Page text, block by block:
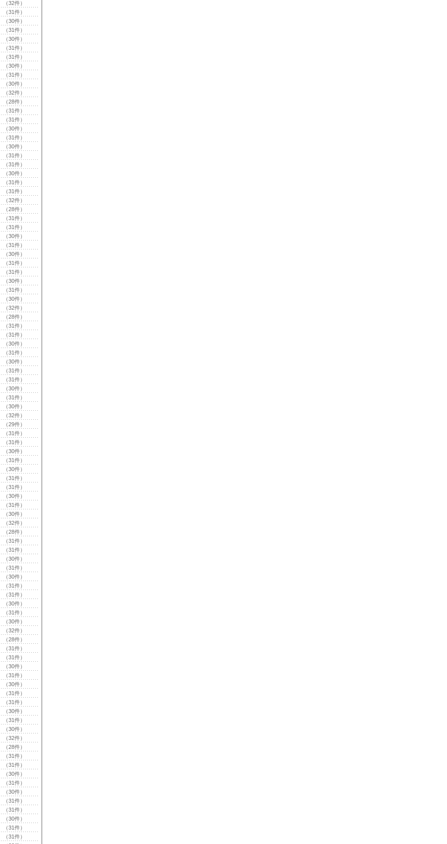
（32件）
（31件）
（30件）
（31件）
（30件）
（31件）
（31件）
（30件）
（31件）
（30件）
（32件）
（28件）
（31件）
（31件）
（30件）
（31件）
（30件）
（31件）
（31件）
（30件）
（31件）
（31件）
（32件）
（28件）
（31件）
（31件）
（30件）
（31件）
（30件）
（31件）
（31件）
（30件）
（31件）
（30件）
（32件）
（28件）
（31件）
（31件）
（30件）
（31件）
（30件）
（31件）
（31件）
（30件）
（31件）
（30件）
（32件）
（29件）
（31件）
（31件）
（30件）
（31件）
（30件）
（31件）
（31件）
（30件）
（31件）
（30件）
（32件）
（28件）
（31件）
（31件）
（30件）
（31件）
（30件）
（31件）
（31件）
（30件）
（31件）
（30件）
（32件）
（28件）
（31件）
（31件）
（30件）
（31件）
（30件）
（31件）
（31件）
（30件）
（31件）
（30件）
（32件）
（28件）
（31件）
（31件）
（30件）
（31件）
（30件）
（31件）
（31件）
（30件）
（31件）
（31件）